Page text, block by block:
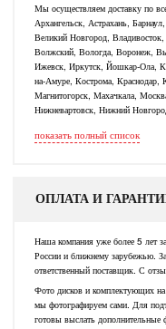
Мы осуществляем доставку по
Архангельск, Астрахань,
Великий Новгород,
Волжский, Вологда, Воронеж,
Ижевск, Иркутск, Йошкар-Ола,
на-Амуре, Кострома,
Магнитогорск, Махачкала,
Нижневартовск, Нижний
показать полный список
ОПЛАТА И
Наша компания уже более 5 лет
России и ближнему зарубежью.
ответственный поставщик. С
Фото дисков и комплектующих на
мы фотографируем сами. Для
готовы выслать дополнительные